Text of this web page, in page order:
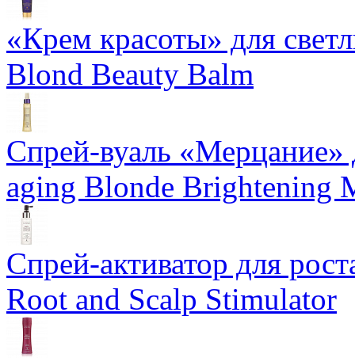
«Крем красоты» для
Blond Beauty Balm
Спрей-вуаль «Мерцание»
aging Blonde Brightening
Спрей-активатор для
Root and Scalp Stimulator